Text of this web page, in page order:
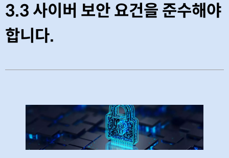
3.3 사이버 보안 요건을 준수해야
합니다.